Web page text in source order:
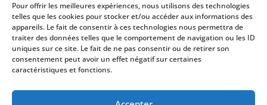
Pour offrir les meilleures expériences, nous utilisons des technologies
telles que les cookies pour stocker et/ou accéder aux informations des
appareils. Le fait de consentir à ces technologies nous permettra de
traiter des données telles que le comportement de navigation ou les ID
uniques sur ce site. Le fait de ne pas consentir ou de retirer son
consentement peut avoir un effet négatif sur certaines
caractéristiques et fonctions.
VIROISE – DEF – 41 – 30
U11G1 Dép – BRETTEVILLE-SUR-ODON
BASKET – USM VIROISE – DEF – 45 – 32
U11F1 Dép–USM VIROISE